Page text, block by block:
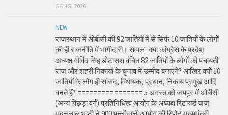
6 AUG, 2026
NEW
राजस्थान में ओबीसी की 92 जातियों में से सिर्फ 10 जातियों के लोगों
की ही राजनीति में भागीदारी। सवाल- क्या कांग्रेस के प्रदेश
अध्यक्ष गोविंद सिंह डोटासरा वंचित 82 जातियों के लोगों को पंचायती
राज और शहरी निकायों के चुनाव में उम्मीद बनाएंगे? आखिर क्यों 10
जातियों के लोग ही सांसद, विधायक, प्रधान, निकाय प्रमुख आदि
बनते हैं? ================ 5 अगस्त को जयपुर में ओबीसी
(अन्य पिछड़ा वर्ग) प्रतिनिधित्व आयोग के अध्यक्ष रिटायर्ड जज